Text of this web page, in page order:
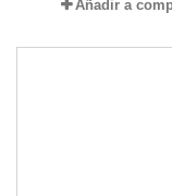
Añadir a